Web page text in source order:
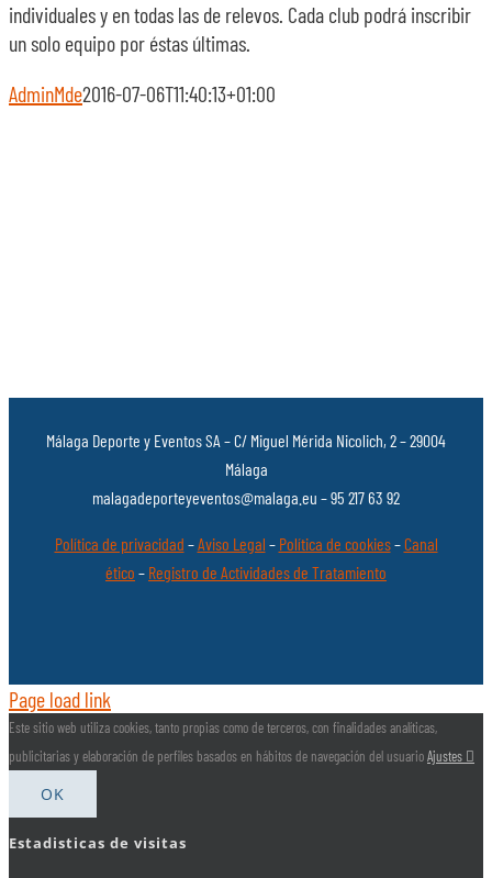
individuales y en todas las de relevos. Cada club podrá inscribir
un solo equipo por éstas últimas.
AdminMde2016-07-06T11:40:13+01:00
Málaga Deporte y Eventos SA – C/ Miguel Mérida Nicolich, 2 – 29004
Málaga
malagadeporteyeventos@malaga.eu – 95 217 63 92
Política de privacidad –Aviso Legal – Política de cookies–Canal
ético – Registro de Actividades de Tratamiento
Page load link
Este sitio web utiliza cookies, tanto propias como de terceros, con finalidades analíticas,
publicitarias y elaboración de perfiles basados en hábitos de navegación del usuarioAjustes
OK
Estadisticas de visitas